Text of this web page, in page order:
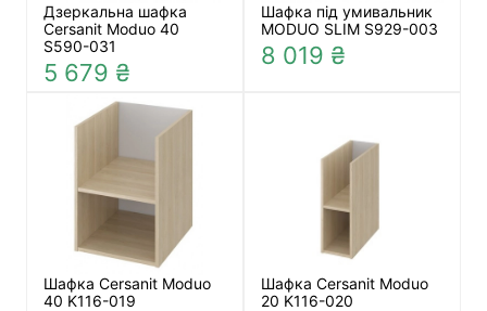
Дзеркальна шафка
Cersanit Moduo 40
S590-031
5 679 ₴
Шафка під умивальник
MODUO SLIM S929-003
8 019 ₴
Шафка Cersanit Moduo
40 K116-019
Шафка Cersanit Moduo
20 K116-020